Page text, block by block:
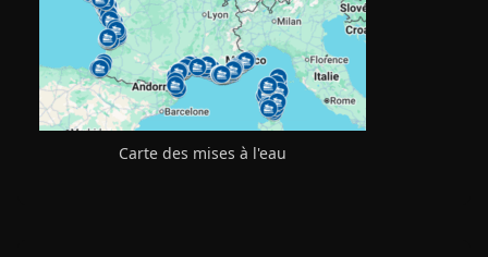
Carte des mises à l'eau